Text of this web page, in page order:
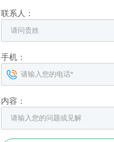
联系人：
手机：
内容：